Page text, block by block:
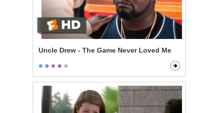
Uncle Drew - The Game Never Loved Me